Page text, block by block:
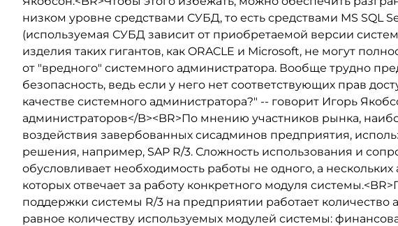
низком уровне средствами СУБД, то есть средствами MS SQL
(используемая СУБД зависит от приобретаемой версии
изделия таких гигантов, как ORACLE и Microsoft, не могут
от "вредного" системного администратора. Вообще трудно
безопасность, ведь если у него нет соответствующих прав
качестве системного администратора?" -- говорит Игорь
администраторов</B><BR>По мнению участников рынка,
воздействия завербованных сисадминов предприятия,
решения, например, SAP R/3. Сложность использования и
обусловливает необходимость работы не одного, а
которых отвечает за работу конкретного модуля
поддержки системы R/3 на предприятии работает количество
равное количеству используемых модулей системы: